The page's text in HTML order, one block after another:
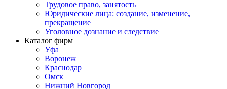
Трудовое право, занятость
Юридические лица: создание, изменение,
прекращение
Уголовное дознание и следствие
Каталог фирм
Уфа
Воронеж
Краснодар
Омск
Нижний Новгород